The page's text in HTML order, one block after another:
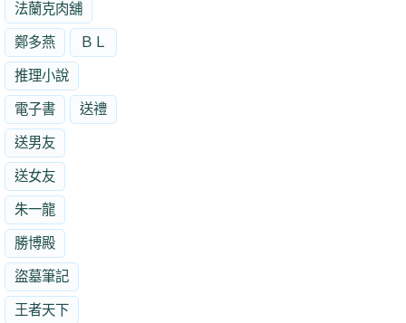
法蘭克肉舖
鄭多燕 ＢＬ
推理小說
電子書 送禮
送男友
送女友
朱一龍
勝博殿
盜墓筆記
王者天下